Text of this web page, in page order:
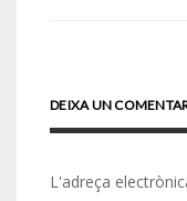
DEIXA UN
L'adreça